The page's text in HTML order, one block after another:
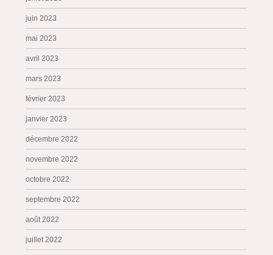
juin 2023
mai 2023
avril 2023
mars 2023
février 2023
janvier 2023
décembre 2022
novembre 2022
octobre 2022
septembre 2022
août 2022
juillet 2022